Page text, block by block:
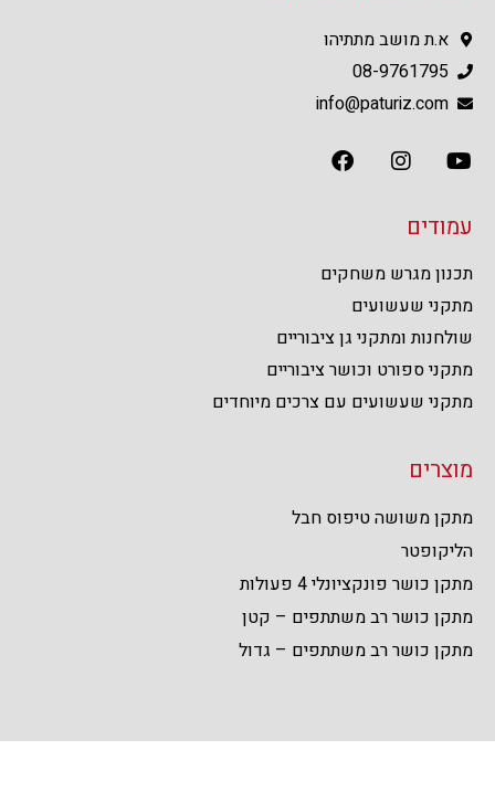
א.ת מושב מתתיהו
08-9761795
info@paturiz.com
עמודים
תכנון מגרש משחקים
מתקני שעשועים
שולחנות ומתקני גן ציבוריים
מתקני ספורט וכושר ציבוריים
מתקני שעשועים עם צרכים מיוחדים
מוצרים
מתקן משושה טיפוס חבל
הליקופטר
מתקן כושר פונקציונלי 4 פעולות
מתקן כושר רב משתתפים – קטן
מתקן כושר רב משתתפים – גדול